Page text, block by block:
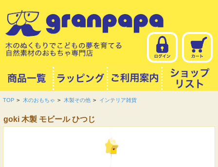
TOP > 木のおもちゃ > 木製その他 > インテリア雑貨
goki 木製 モビール ひつじ